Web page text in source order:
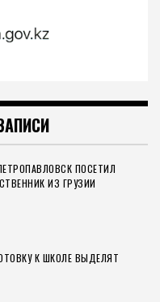
ПОСЕТИЛ
ИЗ ГРУЗИИ
К ШКОЛЕ ВЫДЕЛЯТ